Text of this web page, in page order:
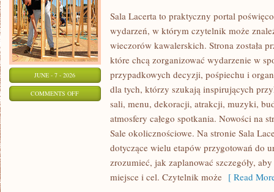
JUNE - 7 - 2026
COMMENTS OFFON
INSPIRACJE
Sala Lacerta to praktyczny portal
wydarzeń, w którym czytelnik może
wieczorów kawalerskich. Strona została
które chcą zorganizować wydarzenie w
przypadkowych decyzji, pośpiechu i
dla tych, którzy szukają inspirujących
sali, menu, dekoracji, atrakcji, muzyki,
atmosfery całego spotkania. Nowości na
Sale okolicznościowe. Na stronie Sala
dotyczące wielu etapów przygotowań do
zrozumieć, jak zaplanować szczegóły,
miejsce i cel. Czytelnik może [ Read